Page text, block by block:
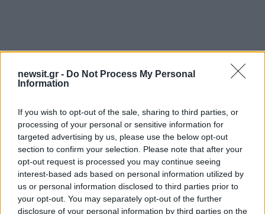
newsit.gr - Do Not Process My Personal
Information
If you wish to opt-out of the sale, sharing to third parties, or
processing of your personal or sensitive information for
targeted advertising by us, please use the below opt-out
section to confirm your selection. Please note that after your
opt-out request is processed you may continue seeing
interest-based ads based on personal information utilized by
us or personal information disclosed to third parties prior to
your opt-out. You may separately opt-out of the further
disclosure of your personal information by third parties on the
Αν τα χάσατε